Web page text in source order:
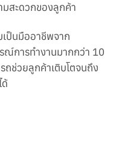
มสะดวกของลูกค้า
เป็นมืออาชีพจาก
ณ์การทำงานมากกว่า 10
ถช่วยลูกค้าเติบโตจนถึง
ด้